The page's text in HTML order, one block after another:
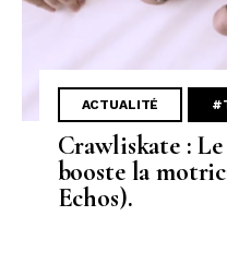
ACTUALITÉ
Crawliskate :
booste la
Echos).